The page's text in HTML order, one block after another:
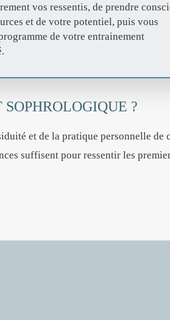
vos ressentis, de prendre
et de votre potentiel, puis vous
de votre entrainement
?
et de la pratique personnelle de
suffisent pour ressentir les